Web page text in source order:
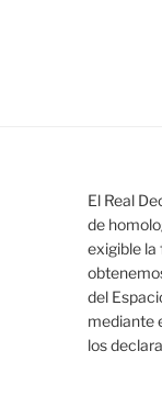
El Real
de
exigible
del
mediante
los